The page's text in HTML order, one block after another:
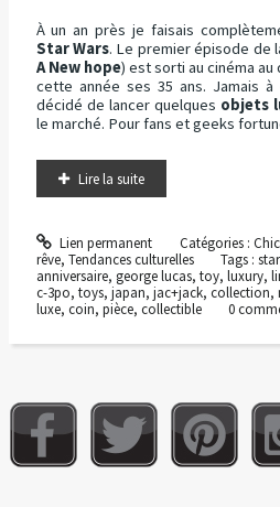
À un an près je faisais
Star Wars. Le premier épisode de
A New hope) est sorti au cinéma
cette année ses 35 ans. Jamais
décidé de lancer quelques objets
le marché. Pour fans et geeks
Lire la suite
Lien permanent Catégories :
rêve, Tendances culturelles Tags :
anniversaire, george lucas, toy, luxury,
c-3po, toys, japan, jac+jack, collection,
luxe, coin, pièce, collectible 0